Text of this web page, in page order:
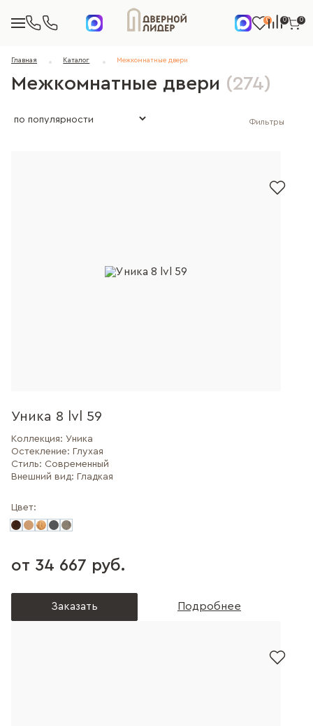
0 0 0
Главная Каталог Межкомнатные двери
Межкомнатные двери (274)
Фильтры
Уника 8 lvl 59
Коллекция: Уника
Остекление: Глухая
Стиль: Современный
Внешний вид: Гладкая
Цвет:
от 34 667 руб.
Заказать Подробнее